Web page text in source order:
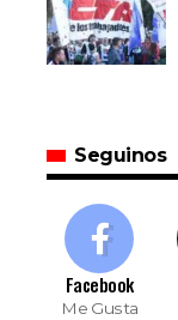
Seguinos
Facebook
Me Gusta